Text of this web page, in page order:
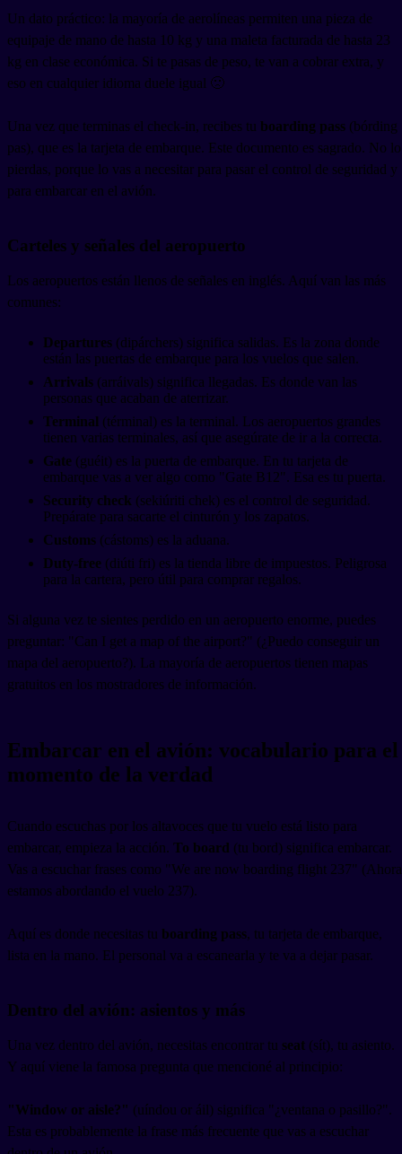
Un dato práctico: la mayoría de aerolíneas permiten una pieza de
equipaje de mano de hasta 10 kg y una maleta facturada de hasta 23
kg en clase económica. Si te pasas de peso, te van a cobrar extra, y
eso en cualquier idioma duele igual 🙁
Una vez que terminas el check-in, recibes tu boarding pass (bórding
pas), que es la tarjeta de embarque. Este documento es sagrado. No lo
pierdas, porque lo vas a necesitar para pasar el control de seguridad y
para embarcar en el avión.
Carteles y señales del aeropuerto
Los aeropuertos están llenos de señales en inglés. Aquí van las más
comunes:
Departures (dipárchers) significa salidas. Es la zona donde
están las puertas de embarque para los vuelos que salen.
Arrivals (arráivals) significa llegadas. Es donde van las
personas que acaban de aterrizar.
Terminal (términal) es la terminal. Los aeropuertos grandes
tienen varias terminales, así que asegúrate de ir a la correcta.
Gate (guéit) es la puerta de embarque. En tu tarjeta de
embarque vas a ver algo como "Gate B12". Esa es tu puerta.
Security check (sekiúriti chek) es el control de seguridad.
Prepárate para sacarte el cinturón y los zapatos.
Customs (cástoms) es la aduana.
Duty-free (diúti fri) es la tienda libre de impuestos. Peligrosa
para la cartera, pero útil para comprar regalos.
Si alguna vez te sientes perdido en un aeropuerto enorme, puedes
preguntar: "Can I get a map of the airport?" (¿Puedo conseguir un
mapa del aeropuerto?). La mayoría de aeropuertos tienen mapas
gratuitos en los mostradores de información.
Embarcar en el avión: vocabulario para el
momento de la verdad
Cuando escuchas por los altavoces que tu vuelo está listo para
embarcar, empieza la acción. To board (tu bord) significa embarcar.
Vas a escuchar frases como "We are now boarding flight 237" (Ahora
estamos abordando el vuelo 237).
Aquí es donde necesitas tu boarding pass, tu tarjeta de embarque,
lista en la mano. El personal va a escanearla y te va a dejar pasar.
Dentro del avión: asientos y más
Una vez dentro del avión, necesitas encontrar tu seat (sít), tu asiento.
Y aquí viene la famosa pregunta que mencioné al principio:
"Window or aisle?" (uíndou or áil) significa "¿ventana o pasillo?".
Esta es probablemente la frase más frecuente que vas a escuchar